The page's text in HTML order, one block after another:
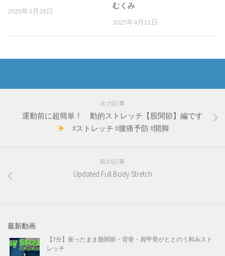
2025年3月28日
むくみ
2025年4月11日
次の記事
運動前に超簡単！ 動的ストレッチ【股関節】編です
#ストレッチ #腰痛予防 #開脚
前の記事
Updated Full Body Stretch
最新動画
【7分】座ったまま股関節・背骨・肩甲骨がととのう和みスト
レッチ